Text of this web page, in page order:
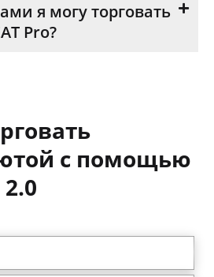
я могу торговать
Pro?
с помощью
2.0